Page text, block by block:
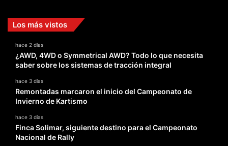
Los más vistos
hace 2 días
¿AWD, 4WD o Symmetrical AWD? Todo lo que necesita
saber sobre los sistemas de tracción integral
hace 3 días
Remontadas marcaron el inicio del Campeonato de
Invierno de Kartismo
hace 3 días
Finca Solimar, siguiente destino para el Campeonato
Nacional de Rally